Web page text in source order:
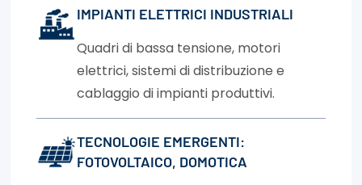
IMPIANTI ELETTRICI INDUSTRIALI
Quadri di bassa tensione, motori
elettrici, sistemi di distribuzione e
cablaggio di impianti produttivi.
TECNOLOGIE EMERGENTI:
FOTOVOLTAICO, DOMOTICA